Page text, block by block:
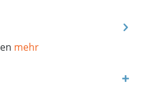
mehr